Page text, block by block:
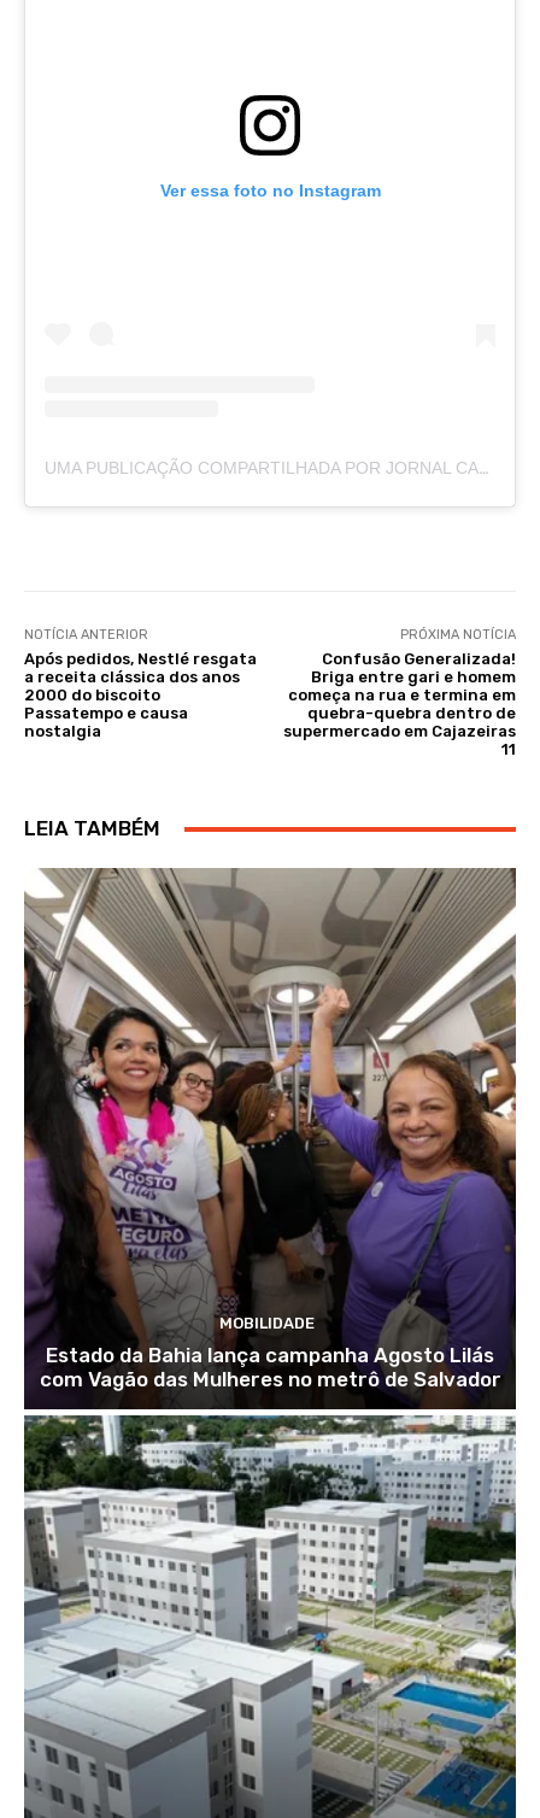
Ver essa foto no Instagram
UMA PUBLICAÇÃO COMPARTILHADA POR JORNAL CAJAZEIRAS (@JORNALCAJAZEIRAS)
NOTÍCIA ANTERIOR
Após pedidos, Nestlé resgata
a receita clássica dos anos
2000 do biscoito
Passatempo e causa
nostalgia
PRÓXIMA NOTÍCIA
Confusão Generalizada!
Briga entre gari e homem
começa na rua e termina em
quebra-quebra dentro de
supermercado em Cajazeiras
11
LEIA TAMBÉM
MOBILIDADE
Estado da Bahia lança campanha Agosto Lilás
com Vagão das Mulheres no metrô de Salvador